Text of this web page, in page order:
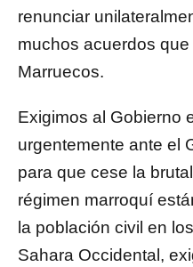
renunciar
muchos acuerdos
Marruecos.
Exigimos al Gobierno
urgentemente ante el
para que cese la
régimen marroquí
la población civil en
Sahara Occidental,